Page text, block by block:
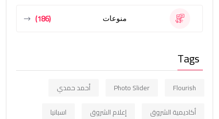
منوعات (186)
Tags
Flourish
Photo Slider
أحمد حمدي
أكاديمية الشروق
إعلام الشروق
اسبانيا